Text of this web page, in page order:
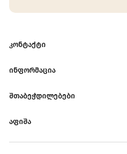
ᲙᲝᲜᲢᲐᲥᲢᲘ
ᲘᲜᲤᲝᲠᲛᲐᲪᲘᲐ
ᲨᲗᲐᲑᲔᲭᲓᲘᲚᲔᲑᲔᲑᲘ
ᲐᲤᲘᲨᲐ